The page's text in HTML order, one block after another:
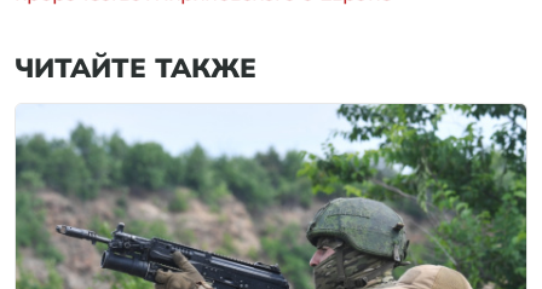
ЧИТАЙТЕ ТАКЖЕ